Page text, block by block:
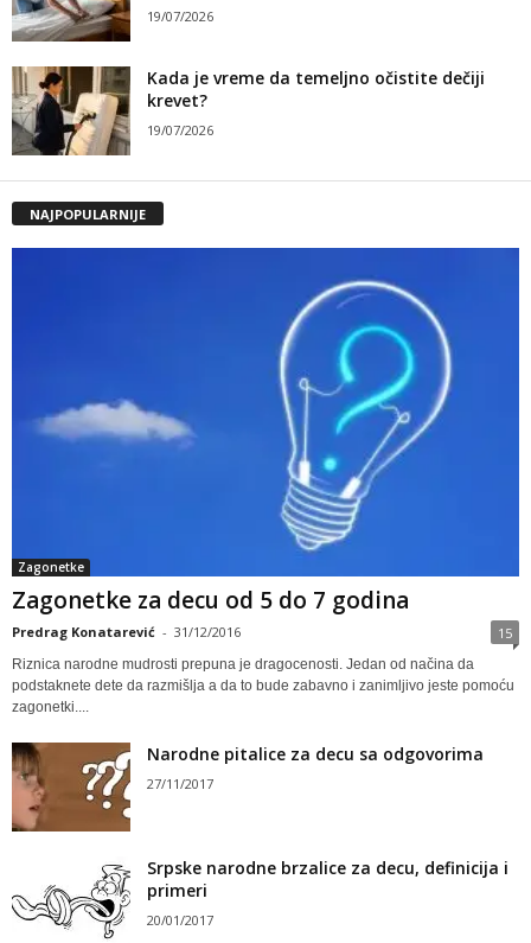
19/07/2026
Kada je vreme da temeljno očistite dečiji
krevet?
19/07/2026
NAJPOPULARNIJE
Zagonetke
Zagonetke za decu od 5 do 7 godina
Predrag Konatarević - 31/12/2016 15
Riznica narodne mudrosti prepuna je dragocenosti. Jedan od načina da
podstaknete dete da razmišlja a da to bude zabavno i zanimljivo jeste pomoću
zagonetki....
Narodne pitalice za decu sa odgovorima
27/11/2017
Srpske narodne brzalice za decu, definicija i
primeri
20/01/2017